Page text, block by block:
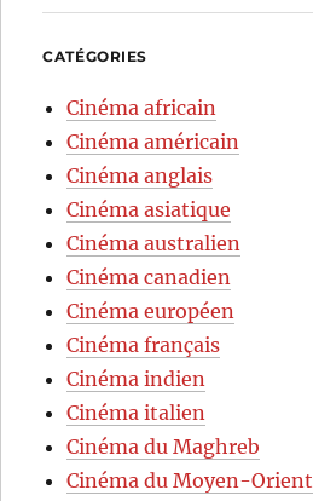
CATÉGORIES
Cinéma africain
Cinéma américain
Cinéma anglais
Cinéma asiatique
Cinéma australien
Cinéma canadien
Cinéma européen
Cinéma français
Cinéma indien
Cinéma italien
Cinéma du Maghreb
Cinéma du Moyen-Orient